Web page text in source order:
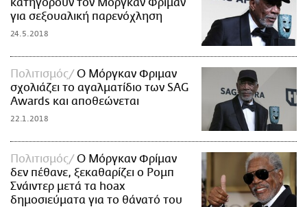
κατηγορούν τον Μόργκαν Φρίμαν
για σεξουαλική παρενόχληση
24.5.2018
Πολιτισμός
O Μόργκαν Φριμαν
σχολιάζει το αγαλματίδιο των SAG
Awards και αποθεώνεται
22.1.2018
Πολιτισμός
Ο Μόργκαν Φρίμαν
δεν πέθανε, ξεκαθαρίζει ο Ρομπ
Σνάιντερ μετά τα hoax
δημοσιεύματα για το θάνατό του